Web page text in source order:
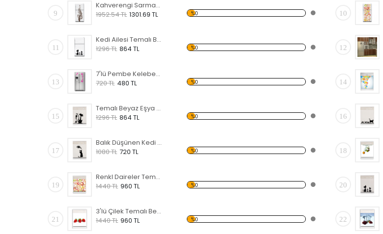
9
Kahverengi Sarmaşık Temalı Beyaz Eşya Sticker
1952.54 TL 1301.69 TL %0 10
11
Kedi Ailesi Temalı Beyaz Eşya Sticker
1296 TL 864 TL %0 12
13
7'lü Pembe Kelebekler Temalı Beyaz Eşya Sticker
720 TL 480 TL %0 14
15
Temalı Beyaz Eşya Sticker
1296 TL 864 TL %0 16
17
Balık Düşünen Kedi Temalı Beyaz Eşya Sticker
1080 TL 720 TL %0 18
19
Renkl Daireler Temalı Beyaz Eşya Sticker
1440 TL 960 TL %0 20
21
3'lü Çilek Temalı Beyaz Eşya Sticker
1440 TL 960 TL %0 22